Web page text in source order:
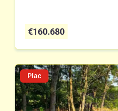
€160.680
Plac